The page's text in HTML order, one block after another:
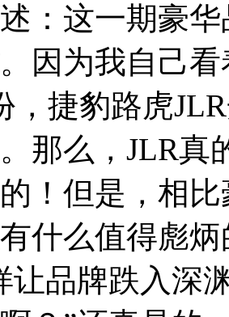
：这一期豪
因为我自己
，捷豹路虎
那么，JLR真
！但是，相
什么值得彪
让品牌跌入深